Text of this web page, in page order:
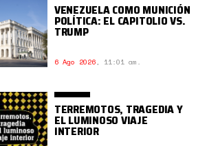
VENEZUELA COMO MUNICIÓN
POLÍTICA: EL CAPITOLIO VS.
TRUMP
6 Ago 2026, 11:01 am.
TERREMOTOS, TRAGEDIA Y
EL LUMINOSO VIAJE
INTERIOR